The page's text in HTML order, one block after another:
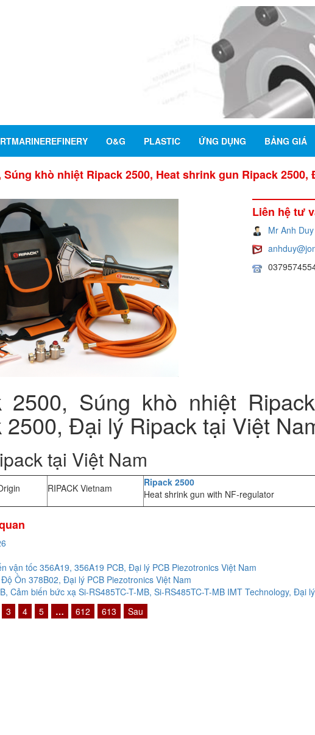
O&G PLASTIC ỨNG DỤNG BẢNG GIÁ
Súng khò nhiệt Ripack 2500, Heat shrink gun Ripack
Liên hệ tư
Mr Anh Duy
2500, Súng khò nhiệt
2500, Đại lý Ripack tại Việt
tại Việt Nam
RIPACK Vietnam
Ripack 2500
Heat shrink gun with NF-regulator
vận tốc 356A19, 356A19 PCB, Đại lý PCB Piezotronics Việt Nam
Ồn 378B02, Đại lý PCB Piezotronics Việt Nam
Cảm biến bức xạ Si-RS485TC-T-MB, Si-RS485TC-T-MB IMT Technology, Đại
3 4 5 … 612 613 Sau